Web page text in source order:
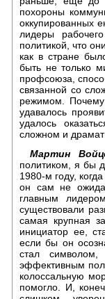
похороны
оккупированных
лидеры
политикой, что
как в стране
быть не только
профсоюза,
связанной со
режимом. Почему
удавалось
удалось
сложном и
Мартин
политиком, я бы
1980-м году,
он сам не
главным
существовали
самая крупная
инициатор ее,
если бы он
стал
эффективным
колоссальную
помогло. И,